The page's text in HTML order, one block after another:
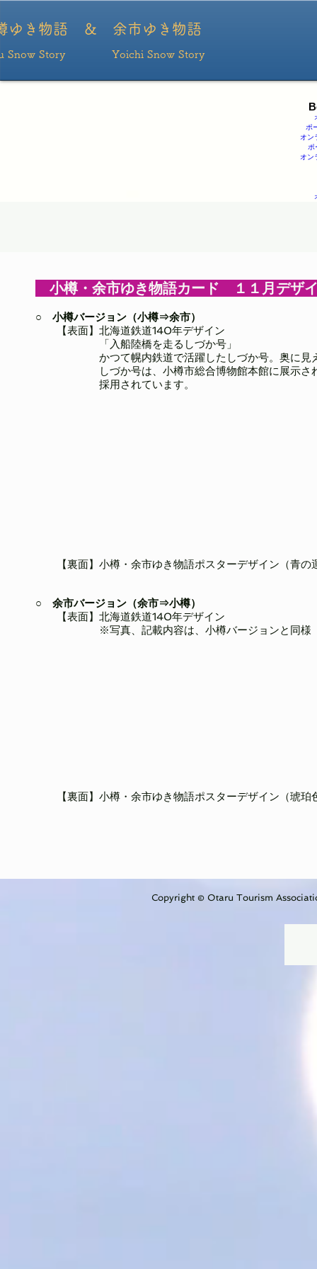
ゆき物語 ＆ ​余市ゆき物語
Snow Story Yoichi Snow Story
小樽・余市ゆき物語カード １１月デザ
○ 小樽バージョン（小樽⇒余市）
【表面】北海道鉄道140年デザイン
「入船陸橋を走るしづか号」
かつて幌内鉄道で活躍したしづか号。奥に見える
しづか号は、小樽市総合博物館本館に展示され、
採用されています。
【裏面】小樽・余市ゆき物語ポスターデザイン（青の
○ 余市バージョン（余市⇒小樽）
【表面】北海道鉄道140年デザイン
​ ※写真、記載内容は、小樽バージョンと同様
【裏面】小樽・余市ゆき物語ポスターデザイン（琥珀
ポ
オン
ポ
オン
Copyright © Otaru Tourism